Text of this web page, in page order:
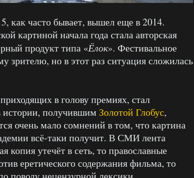
как часто бывает, вышел еще в 2014.
картиной начала года стала авторская
продукт типа «Ёлок». Фестивальное
но в этот раз ситуация сложилась
в голову премиях, стал
получившим Золотой Глобус,
очень мало сомнений в том, что картина
всё-таки получит. В СМИ лента
копия утечёт в сеть, то православные
еретического содержания фильма, то